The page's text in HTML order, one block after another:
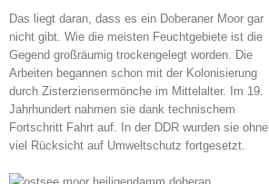
Das liegt daran, dass es ein Doberaner Moor gar
nicht gibt. Wie die meisten Feuchtgebiete ist die
Gegend großräumig trockengelegt worden. Die
Arbeiten begannen schon mit der Kolonisierung
durch Zisterziensermönche im Mittelalter. Im 19.
Jahrhundert nahmen sie dank technischem
Fortschritt Fahrt auf. In der DDR wurden sie ohne
viel Rücksicht auf Umweltschutz fortgesetzt.